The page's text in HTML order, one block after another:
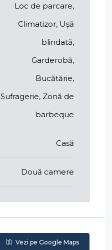
Loc de parcare,
Climatizor, Ușă
blindată,
Garderobă,
Bucătărie,
Sufragerie, Zonă de
barbeque
Casă
Două camere
Vezi pe Google Maps